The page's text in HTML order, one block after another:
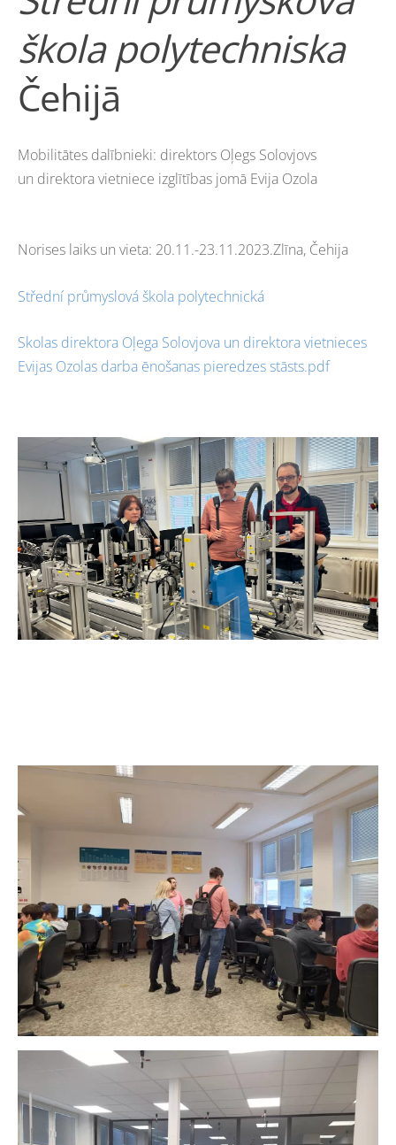
škola polytechniska
Čehijā
Mobilitātes dalībnieki: direktors Oļegs Solovjovs
un direktora vietniece izglītības jomā Evija Ozola
Norises laiks un vieta: 20.11.-23.11.2023.Zlīna, Čehija
Střední průmyslová škola polytechnická
Skolas direktora Oļega Solovjova un direktora vietnieces
Evijas Ozolas darba ēnošanas pieredzes stāsts.pdf